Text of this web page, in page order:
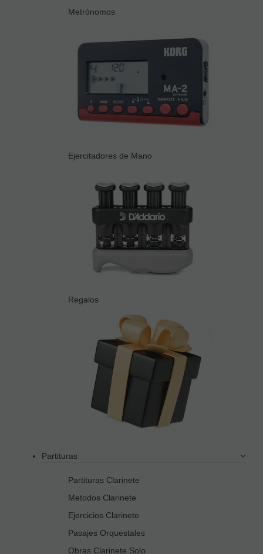
Metrónomos
Ejercitadores de Mano
Regalos
Partituras
Partituras Clarinete
Metodos Clarinete
Ejercicios Clarinete
Pasajes Orquestales
Obras Clarinete Solo